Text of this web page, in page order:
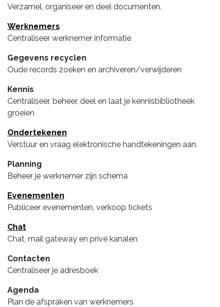
Verzamel, organiseer en deel documenten.
Werknemers
Centraliseer werknemer informatie
Gegevens recyclen
Oude records zoeken en archiveren/verwijderen
Kennis
Centraliseer, beheer, deel en laat je kennisbibliotheek
groeien
Ondertekenen
Verstuur en vraag elektronische handtekeningen aan.
Planning
Beheer je werknemer zijn schema
Evenementen
Publiceer evenementen, verkoop tickets
Chat
Chat, mail gateway en privé kanalen
Contacten
Centraliseer je adresboek
Agenda
Plan de afspraken van werknemers